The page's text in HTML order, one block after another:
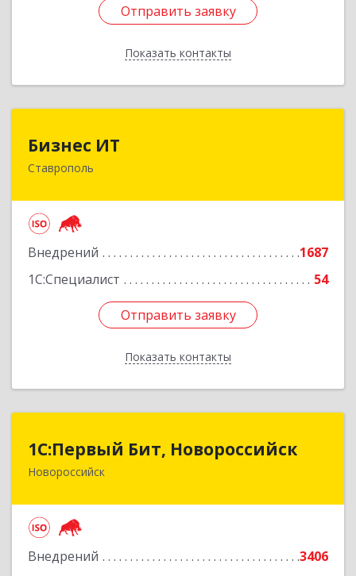
Отправить заявку
Показать контакты
Отправить заявку
Назад
Бизнес ИТ
Ставрополь
Внедрений
1687
1С:Специалист
54
Отправить заявку
Показать контакты
355035, Ставропольский край, Ставрополь г, 1
Отправить заявку
Назад
1С:Первый Бит, Новороссийск
Новороссийск
Внедрений
3406
1С:Первый Бит, Новороссийск
353925, Краснодарский край, Новороссийск г,